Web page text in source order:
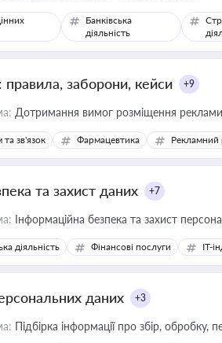
Банківська
діяльність
заборони, кейси +9
Дотримання вимог розміщення реклами
та зв'язок Фармацевтика Рекламний
та захист даних +7
Інформаційна безпека та захист
діяльність Фінансові послуги IT-
даних +3
Підбірка інформації про збір, обробку,